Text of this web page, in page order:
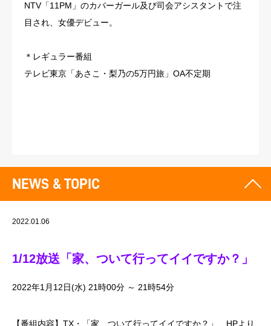
NTV「11PM」のカバーガール及び司会アシスタントで注
目され、女優デビュー。
＊レギュラー番組
テレビ東京「あさこ・梨乃の5万円旅」OA不定期
NEWS & TOPIC
2022.01.06
1/12放送「家、ついて行ってイイですか？」
2022年1月12日(水) 21時00分 ～ 21時54分
【番組内容】TX・「家、ついて行ってイイですか？」 HPより